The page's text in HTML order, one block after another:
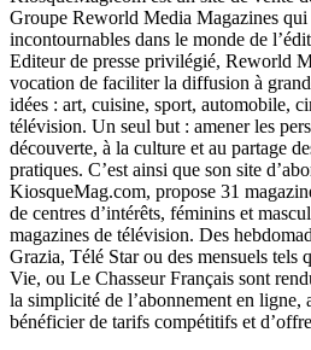
Groupe Reworld Media Magazines qui
incontournables dans le monde de
Editeur de presse privilégié, Reworld
vocation de faciliter la diffusion à
idées : art, cuisine, sport, automobile,
télévision. Un seul but : amener les
découverte, à la culture et au partage
pratiques. C’est ainsi que son site
KiosqueMag.com, propose 31
de centres d’intérêts, féminins et
magazines de télévision. Des
Grazia, Télé Star ou des mensuels tels
Vie, ou Le Chasseur Français sont
la simplicité de l’abonnement en ligne,
bénéficier de tarifs compétitifs et